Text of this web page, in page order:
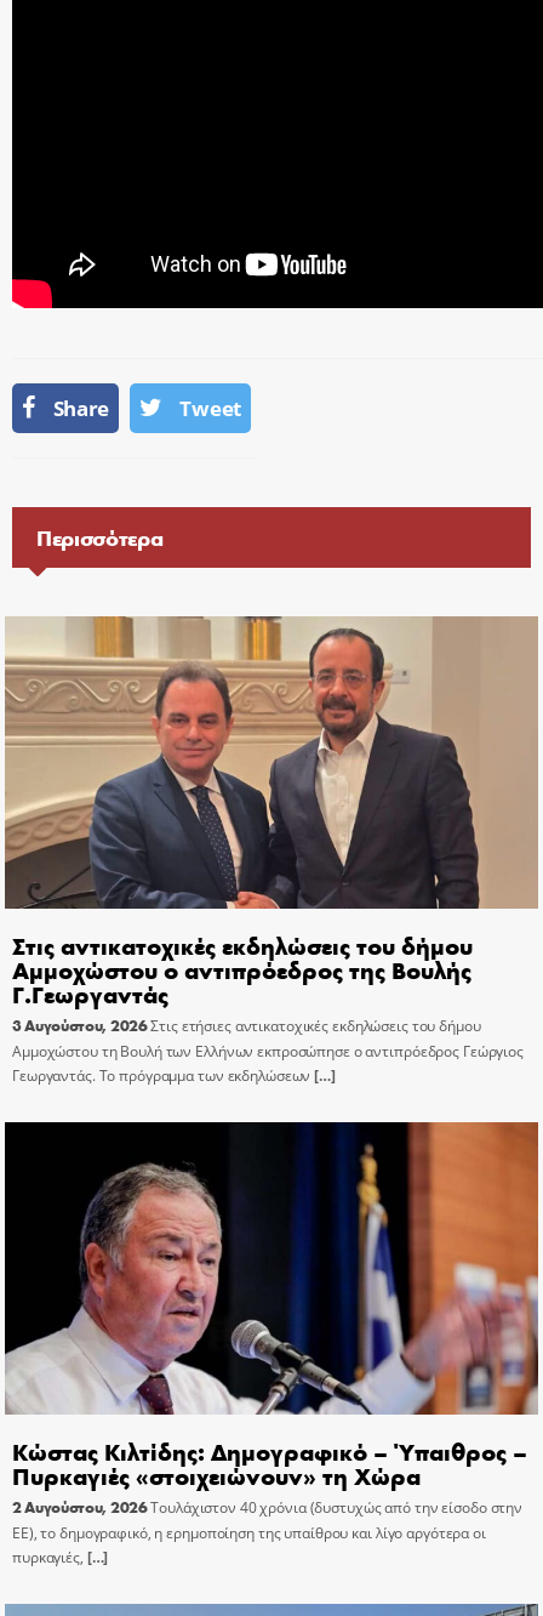
Share Tweet
Περισσότερα
Στις αντικατοχικές εκδηλώσεις του δήμου
Αμμοχώστου ο αντιπρόεδρος της Βουλής
Γ.Γεωργαντάς
3 Αυγούστου, 2026Στις ετήσιες αντικατοχικές εκδηλώσεις του δήμου
Αμμοχώστου τη Βουλή των Ελλήνων εκπροσώπησε ο αντιπρόεδρος Γεώργιος
Γεωργαντάς. Το πρόγραμμα των εκδηλώσεων […]
Κώστας Κιλτίδης: Δημογραφικό – Ύπαιθρος –
Πυρκαγιές «στοιχειώνουν» τη Χώρα
2 Αυγούστου, 2026Τουλάχιστον 40 χρόνια (δυστυχώς από την είσοδο στην
ΕΕ), το δημογραφικό, η ερημοποίηση της υπαίθρου και λίγο αργότερα οι
πυρκαγιές, […]